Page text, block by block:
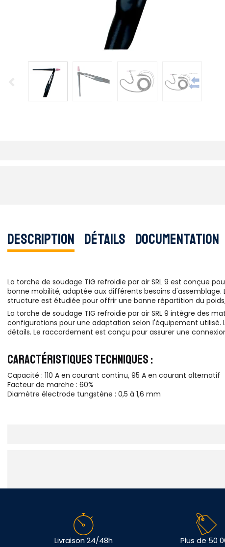
Description Détails Documentation
La torche de soudage TIG refroidie par air SRL 9 est conçue
bonne mobilité, adaptée aux différents besoins
structure est étudiée pour offrir une bonne répartition du
La torche de soudage TIG refroidie par air SRL 9 intègre des
configurations pour une adaptation selon l'équipement
détails. Le raccordement est conçu pour assurer une
CARACTÉRISTIQUES TECHNIQUES :
Capacité : 110 A en courant continu, 95 A en courant alternatif
Facteur de marche : 60%
Diamètre électrode tungstène : 0,5 à 1,6 mm
Livraison 24/48h
Plus de 50